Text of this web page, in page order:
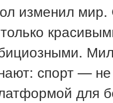
изменил
спорт —
для